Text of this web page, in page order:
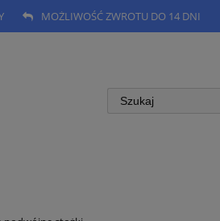
MOŻLIWOŚĆ ZWROTU DO 14 DNI